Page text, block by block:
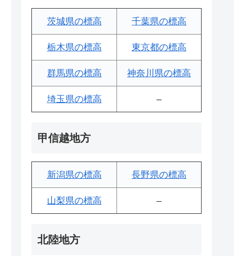
茨城県の標高 千葉県の標高
栃木県の標高 東京都の標高
群馬県の標高 神奈川県の標高
埼玉県の標高 –
甲信越地方
新潟県の標高 長野県の標高
山梨県の標高 –
北陸地方